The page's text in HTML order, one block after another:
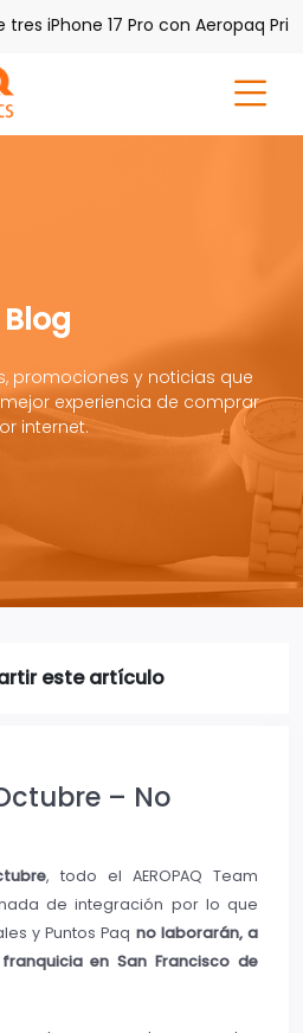
iPhone 17 Pro con Aeropaq Prime
Blog
promociones y noticias que
experiencia de comprar
internet.
este artículo
– No
, todo el AEROPAQ Team
de integración por lo que
y Puntos Paq no laborarán, a
en San Francisco de